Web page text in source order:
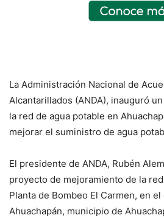
La Administración Nacional de
Alcantarillados (ANDA), inauguró
la red de agua potable en
mejorar el suministro de agua
El presidente de ANDA, Rubén
proyecto de mejoramiento de la
Planta de Bombeo El Carmen, en
Ahuachapán, municipio de